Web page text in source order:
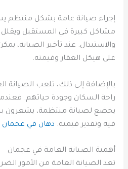
إجراء صيانة عامة بشكل منتظم
مشاكل كبيرة في المستقبل ويقلل
والاستبدال. عند تأخير الصيانة،
على هيكل العقار وقيمته.
بالإضافة إلى ذلك، تلعب الصيانة
راحة السكان وجودة حياتهم.
يخضع لصيانة منتظمة، يشعرون
فيه وتقدير قيمته. دهان في عجمان
أهمية الصيانة العامة في عجمان
تعد الصيانة العامة من الأمور